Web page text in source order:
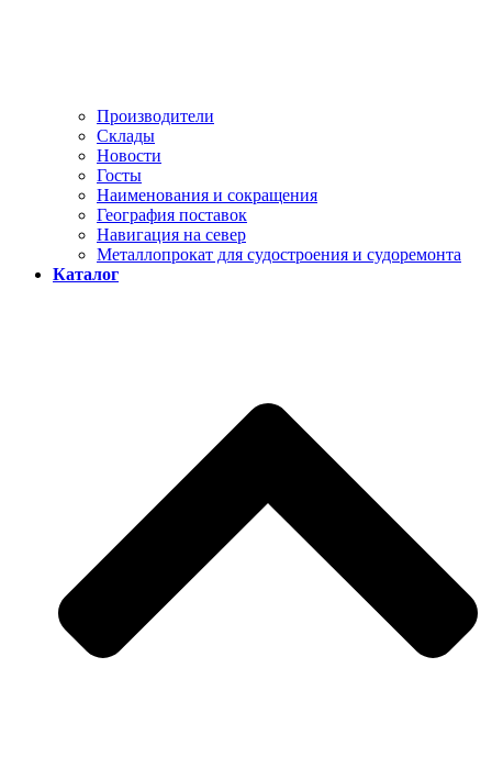
Производители
Склады
Новости
Госты
Наименования и сокращения
География поставок
Навигация на север
Металлопрокат для судостроения и судоремонта
Каталог